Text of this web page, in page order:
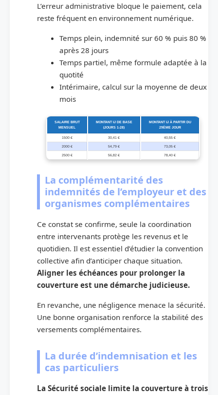
L’erreur administrative bloque le paiement, cela
reste fréquent en environnement numérique.
Temps plein, indemnité sur 60 % puis 80 %
après 28 jours
Temps partiel, même formule adaptée à la
quotité
Intérimaire, calcul sur la moyenne de deux
mois
SALAIRE BRUT
MENSUEL
MONTANT IJ DE BASE
(JOURS 1-28)
MONTANT IJ À PARTIR DU
29ÈME JOUR
1500 € 30,41 € 40,55 €
2000 € 54,79 € 73,05 €
2500 € 56,82 € 78,40 €
La complémentarité des
indemnités de l’employeur et des
organismes complémentaires
Ce constat se confirme, seule la coordination
entre intervenants protège les revenus et le
quotidien. Il est essentiel d’étudier la convention
collective afin d’anticiper chaque situation.
Aligner les échéances pour prolonger la
couverture est une démarche judicieuse.
En revanche, une négligence menace la sécurité.
Une bonne organisation renforce la stabilité des
versements complémentaires.
La durée d’indemnisation et les
cas particuliers
La Sécurité sociale limite la couverture à trois